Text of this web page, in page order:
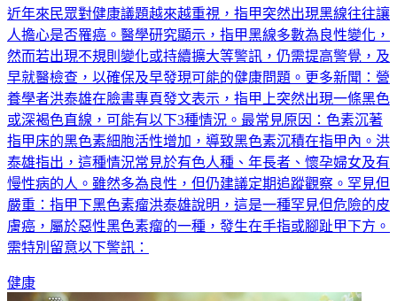
近年來民眾對健康議題越來越重視，指甲突然出現黑線往往讓
人擔心是否罹癌。醫學研究顯示，指甲黑線多數為良性變化，
然而若出現不規則變化或持續擴大等警訊，仍需提高警覺，及
早就醫檢查，以確保及早發現可能的健康問題。更多新聞：營
養學者洪泰雄在臉書專頁發文表示，指甲上突然出現一條黑色
或深褐色直線，可能有以下3種情況。最常見原因：色素沉著
指甲床的黑色素細胞活性增加，導致黑色素沉積在指甲內。洪
泰雄指出，這種情況常見於有色人種、年長者、懷孕婦女及有
慢性病的人。雖然多為良性，但仍建議定期追蹤觀察。罕見但
嚴重：指甲下黑色素瘤洪泰雄說明，這是一種罕見但危險的皮
膚癌，屬於惡性黑色素瘤的一種，發生在手指或腳趾甲下方。
需特別留意以下警訊：
健康